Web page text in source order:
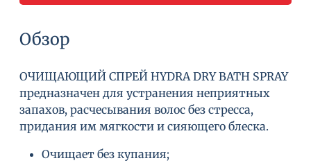
Обзор
ОЧИЩАЮЩИЙ СПРЕЙ HYDRA DRY BATH SPRAY
предназначен для устранения неприятных
запахов, расчесывания волос без стресса,
придания им мягкости и сияющего блеска.
Очищает без купания;